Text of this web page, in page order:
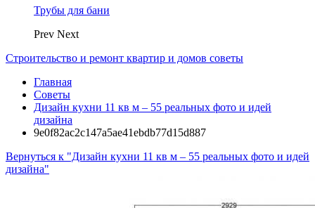
Трубы для бани
Prev Next
Строительство и ремонт квартир и домов советы
Главная
Советы
Дизайн кухни 11 кв м – 55 реальных фото и идей
дизайна
9e0f82ac2c147a5ae41ebdb77d15d887
Вернуться к "Дизайн кухни 11 кв м – 55 реальных фото и идей
дизайна"